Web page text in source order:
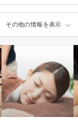
その他の情報を表示